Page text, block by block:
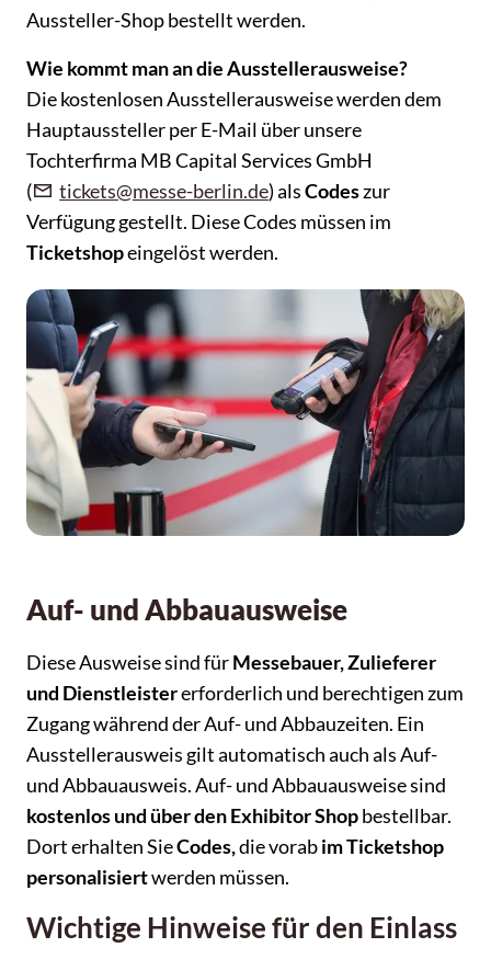
Aussteller-Shop bestellt werden.
Wie kommt man an die Ausstellerausweise?
Die kostenlosen Ausstellerausweise werden dem
Hauptaussteller per E-Mail über unsere
Tochterfirma MB Capital Services GmbH
(
tickets@messe-berlin.de) alsCodeszur
Verfügung gestellt. Diese Codes müssen im
Ticketshopeingelöst werden.
Auf- und Abbauausweise
Diese Ausweise sind fürMessebauer, Zulieferer
und Dienstleistererforderlich und berechtigen zum
Zugang während der Auf- und Abbauzeiten. Ein
Ausstellerausweis gilt automatisch auch als Auf-
und Abbauausweis. Auf- und Abbauausweise sind
kostenlos und über den Exhibitor Shopbestellbar.
Dort erhalten SieCodes,die vorabim Ticketshop
personalisiertwerden müssen.
Wichtige Hinweise für den Einlass